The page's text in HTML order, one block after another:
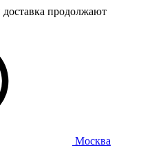
продолжают
Москва